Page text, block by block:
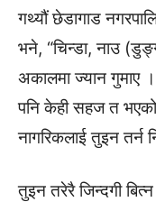
गथ्यौं छेडागाड
भने, “चिन्डा, नाउ
अकालमा ज्यान गुमाए
पनि केही सहज त भएको
नागरिकलाई तुइन
तुइन तरेरै जिन्दगी